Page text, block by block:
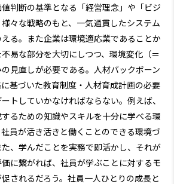
判断の基準となる「経営理念」や「ビジ
々な戦略のもと、一気通貫したシステム
る。また企業は環境適応業であることか
易な部分を大切にしつつ、環境変化（＝
見直しが必要である。人材バックボーン
基づいた教育制度・人材育成計画の必要
トしていかなければならない。例えば、
るための知識やスキルを十分に学べる環
員が活き活きと働くことのできる環境づ
、学んだことを実務で即活かし、それが
に繋がれば、社員が学ぶことに対するモ
されるだろう。社員一人ひとりの成長と